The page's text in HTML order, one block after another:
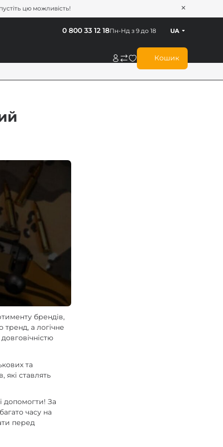
цю можливість!
Кошик
Пн-Нд з 9 до 18
0 800 33 12 18 UA
брендів,
тренд, а логічне
та
які ставлять
допомогти! За
часу на
перед